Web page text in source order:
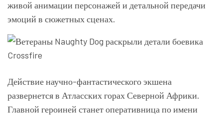
живой анимации персонажей и детальной передачи
эмоций в сюжетных сценах.
Действие научно-фантастического экшена
развернется в Атласских горах Северной Африки.
Главной героиней станет оперативница по имени